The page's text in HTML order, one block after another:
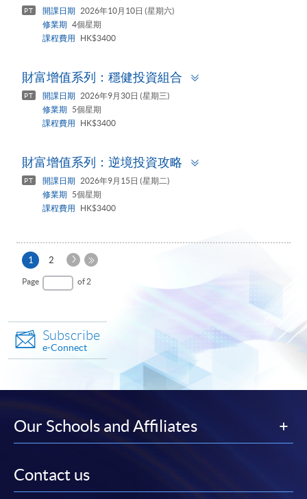
PT 開課日期
2026年10月10日 (星期六)
修業期
4個星期
課程費用
HK$3400
財富增值系列：穩健投資組合
PT 開課日期
2026年9月30日 (星期三)
修業期
5個星期
課程費用
HK$3400
財富增值系列：逆境投資攻略
PT 開課日期
2026年9月15日 (星期二)
修業期
5個星期
課程費用
HK$3400
1 Current
page
2
Next
Page of 2
Subscribe
e-Connect
Our Schools and Affiliates
Contact us